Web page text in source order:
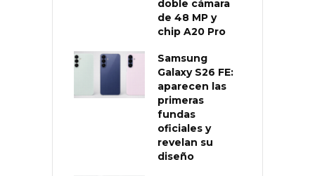
doble cámara
de 48 MP y
chip A20 Pro
Samsung
Galaxy S26 FE:
aparecen las
primeras
fundas
oficiales y
revelan su
diseño